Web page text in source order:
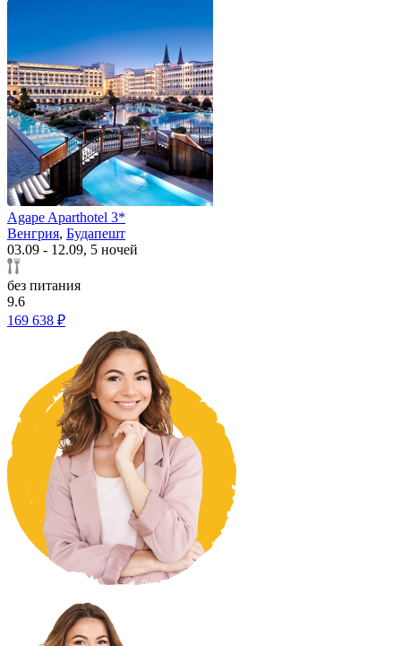
Agape Aparthotel 3*
Венгрия, Будапешт
03.09 - 12.09, 5 ночей
без питания
9.6
169 638 ₽